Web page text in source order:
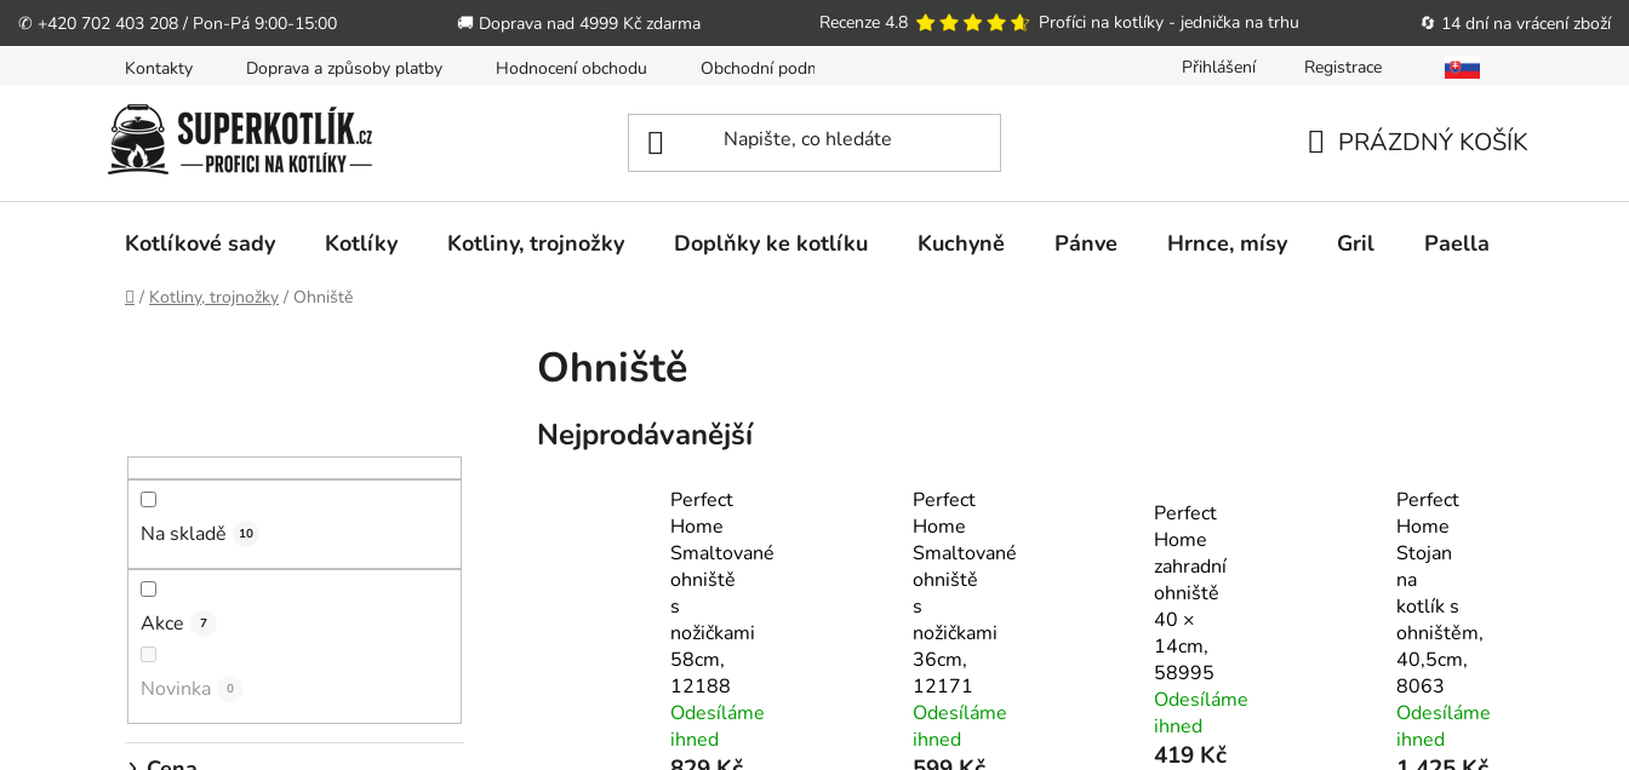
✆ +420 702 403 208 / Pon-Pá 9:00-15:00 🚚 Doprava nad 4999 Kč zdarma Recenze 4.8 Profíci na kotlíky - jednička na trhu 🔄 14 dní na vrácení zboží
Kontakty Doprava a způsoby platby Hodnocení obchodu Obchodní podmínky Poučení o právu spotřebitele podat obchodníkovi žádost o nápravu Reklamační řád
Přihlášení Registrace
KOŠÍK
PRÁZDNÝ KOŠÍK
Kotlíkové sady Kotlíky Kotliny, trojnožky Doplňky ke kotlíku Kuchyně Pánve Hrnce, mísy Gril Paella
Domů
/ Kotliny, trojnožky / Ohniště
Na skladě 10
Akce 7
Novinka 0
Ohniště
Nejprodávanější
Perfect
Home
Smaltované
ohniště
s
nožičkami
58cm,
12188
Odesíláme
ihned
Perfect
Home
Smaltované
ohniště
s
nožičkami
36cm,
12171
Odesíláme
ihned
Perfect
Home
zahradní
ohniště
40 ×
14cm,
58995
Odesíláme
ihned
419 Kč
Perfect
Home
Stojan
na
kotlík s
ohništěm,
40,5cm,
8063
Odesíláme
ihned